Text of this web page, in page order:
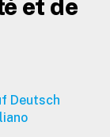
et de
Deutsch